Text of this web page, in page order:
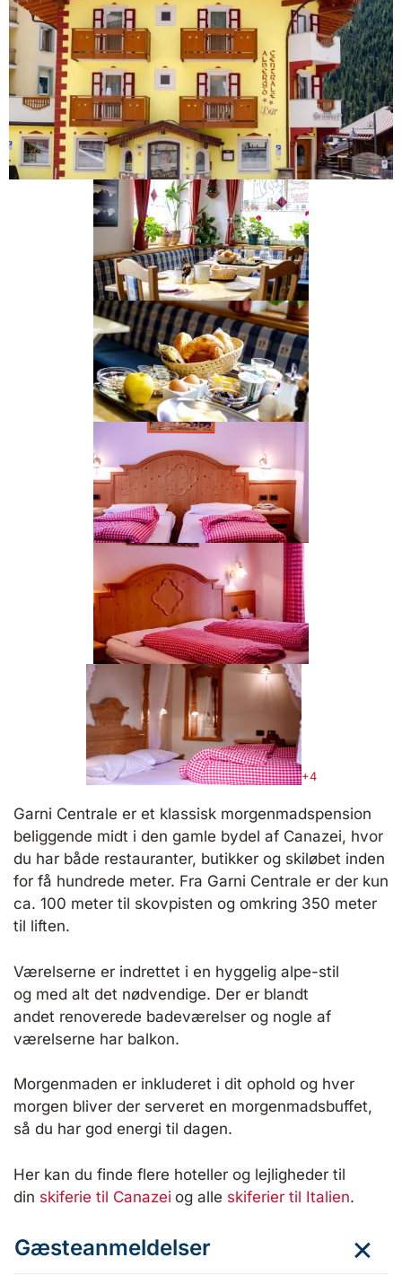
+4
Garni Centrale er et klassisk morgenmadspension
beliggende midt i den gamle bydel af Canazei, hvor
du har både restauranter, butikker og skiløbet inden
for få hundrede meter. Fra Garni Centrale er der kun
ca. 100 meter til skovpisten og omkring 350 meter
til liften.
Værelserne er indrettet i en hyggelig alpe-stil
og med alt det nødvendige. Der er blandt
andet renoverede badeværelser og nogle af
værelserne har balkon.
Morgenmaden er inkluderet i dit ophold og hver
morgen bliver der serveret en morgenmadsbuffet,
så du har god energi til dagen.
Her kan du finde flere hoteller og lejligheder til
din skiferie til Canazei og alle skiferier til Italien.
Gæsteanmeldelser